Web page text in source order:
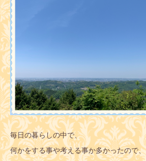
毎日の暮らしの中で、
何かをする事や考える事か多かったので、